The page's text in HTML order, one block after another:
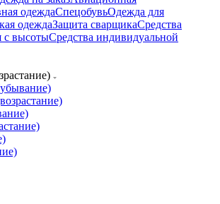
одеждаСпецобувьОдежда для
одеждаЗащита сварщикаСредства
с высотыСредства индивидуальной